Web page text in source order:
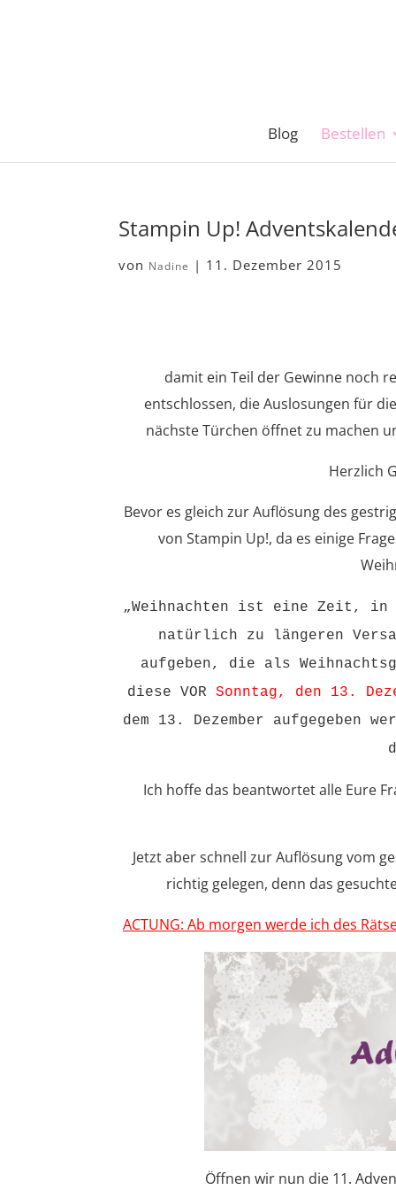
Blog Bestellen
Stampin Up!
von Nadine | 11. Dezember 2015
damit ein Teil der Gewinne noch
entschlossen, die Auslosungen für
nächste Türchen öffnet zu machen
Herzlich
Bevor es gleich zur Auflösung des
von Stampin Up!, da es einige
„Weihnachten ist eine Zeit, in
natürlich zu längeren
aufgeben, die als
diese VOR Sonntag, den 13.
dem 13. Dezember aufgegeben
Ich hoffe das beantwortet alle Eure
Jetzt aber schnell zur Auflösung vom
richtig gelegen, denn das
ACTUNG: Ab morgen werde ich des
Öffnen wir nun die 11.